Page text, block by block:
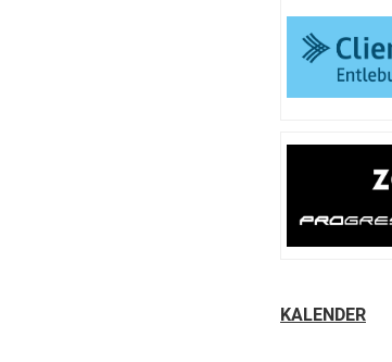
KALENDER